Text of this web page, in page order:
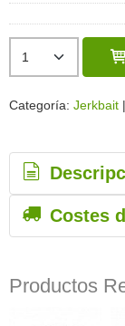
Categoría: Jerkbait |
Costes
Productos